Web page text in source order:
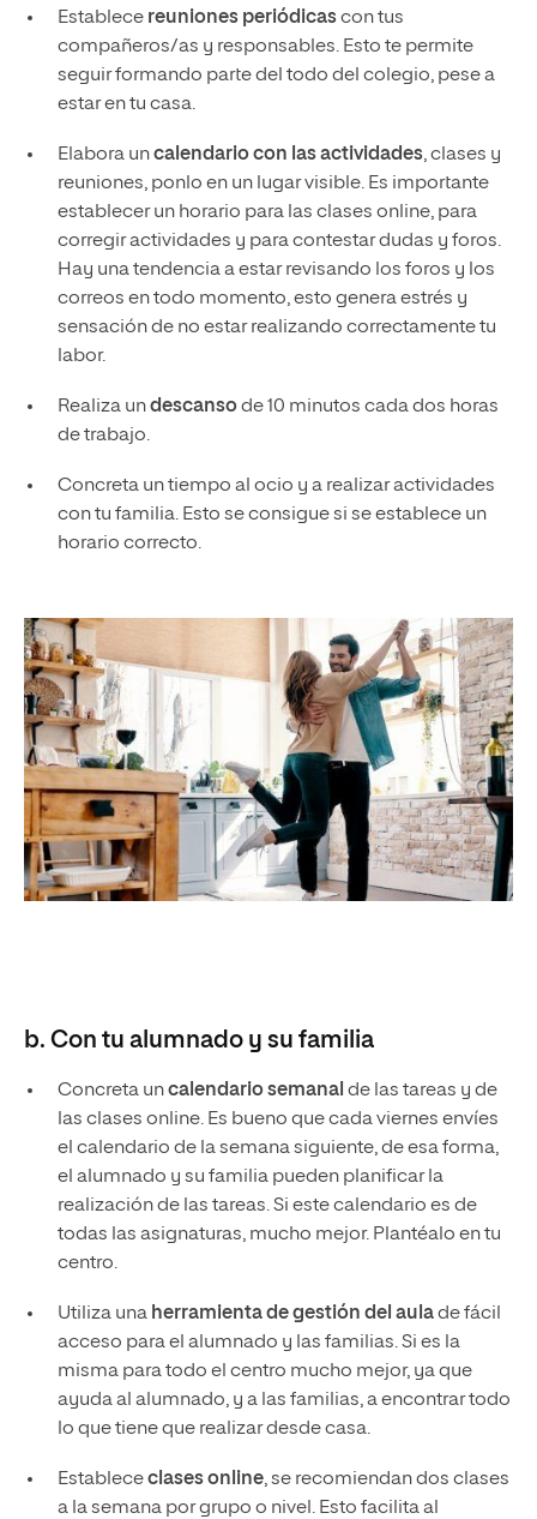
Establece reuniones periódicascon tus
compañeros/as y responsables. Esto te permite
seguir formando parte del todo del colegio, pese a
estar en tu casa.
Elabora uncalendario con las actividades, clases y
reuniones, ponlo en un lugar visible. Es importante
establecer un horario para las clases online, para
corregir actividades y para contestar dudas y foros.
Hay una tendencia a estar revisando los foros y los
correos en todo momento, esto genera estrés y
sensación de no estar realizando correctamente tu
labor.
Realiza undescansode 10 minutos cada dos horas
de trabajo.
Concreta un tiempo al ocio y a realizar actividades
con tu familia. Esto se consigue si se establece un
horario correcto.
b. Con tu alumnado y su familia
Concreta uncalendario semanal de las tareas y de
las clases online. Es bueno que cada viernes envíes
el calendario de la semana siguiente, de esa forma,
el alumnado y su familia pueden planificar la
realización de las tareas. Si este calendario es de
todas las asignaturas, mucho mejor. Plantéalo en tu
centro.
Utiliza una herramienta de gestión del aulade fácil
acceso para el alumnado y las familias. Si es la
misma para todo el centro mucho mejor, ya que
ayuda al alumnado, y a las familias, a encontrar todo
lo que tiene que realizar desde casa.
Establececlases online, se recomiendan dos clases
a la semana por grupo o nivel. Esto facilita al